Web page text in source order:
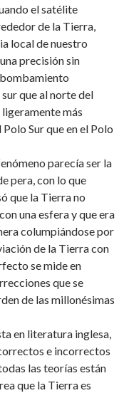
el satélite
de la Tierra,
local de nuestro
precisión sin
que al norte del
ligeramente más
Sur que en el Polo
parecía ser la
pera, con lo que
que la Tierra no
una esfera y que era
columpiándose por
de la Tierra con
se mide en
que se
de las millonésimas
en literatura inglesa,
e incorrectos
las teorías están
que la Tierra es